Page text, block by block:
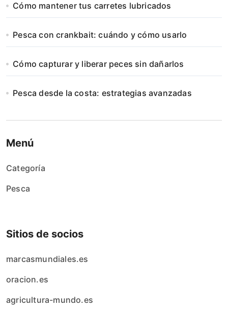
Cómo mantener tus carretes lubricados
Pesca con crankbait: cuándo y cómo usarlo
Cómo capturar y liberar peces sin dañarlos
Pesca desde la costa: estrategias avanzadas
Menú
Categoría
Pesca
Sitios de socios
marcasmundiales.es
oracion.es
agricultura-mundo.es